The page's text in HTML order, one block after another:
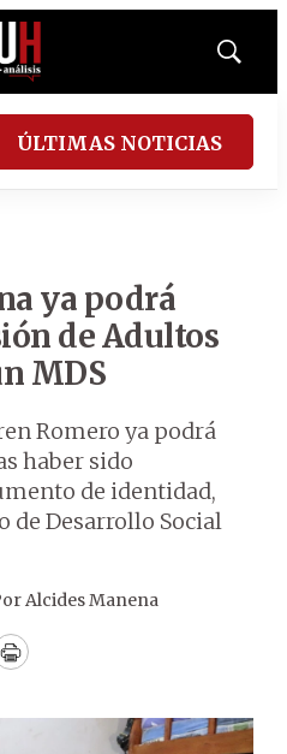
Mostrar
ÚLTIMAS NOTICIAS
ya podrá
de Adultos
MDS
Romero ya podrá
haber sido
de identidad,
Desarrollo Social
Alcides Manena
Print